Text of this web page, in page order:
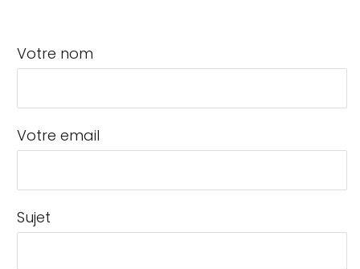
Votre nom
Votre email
Sujet